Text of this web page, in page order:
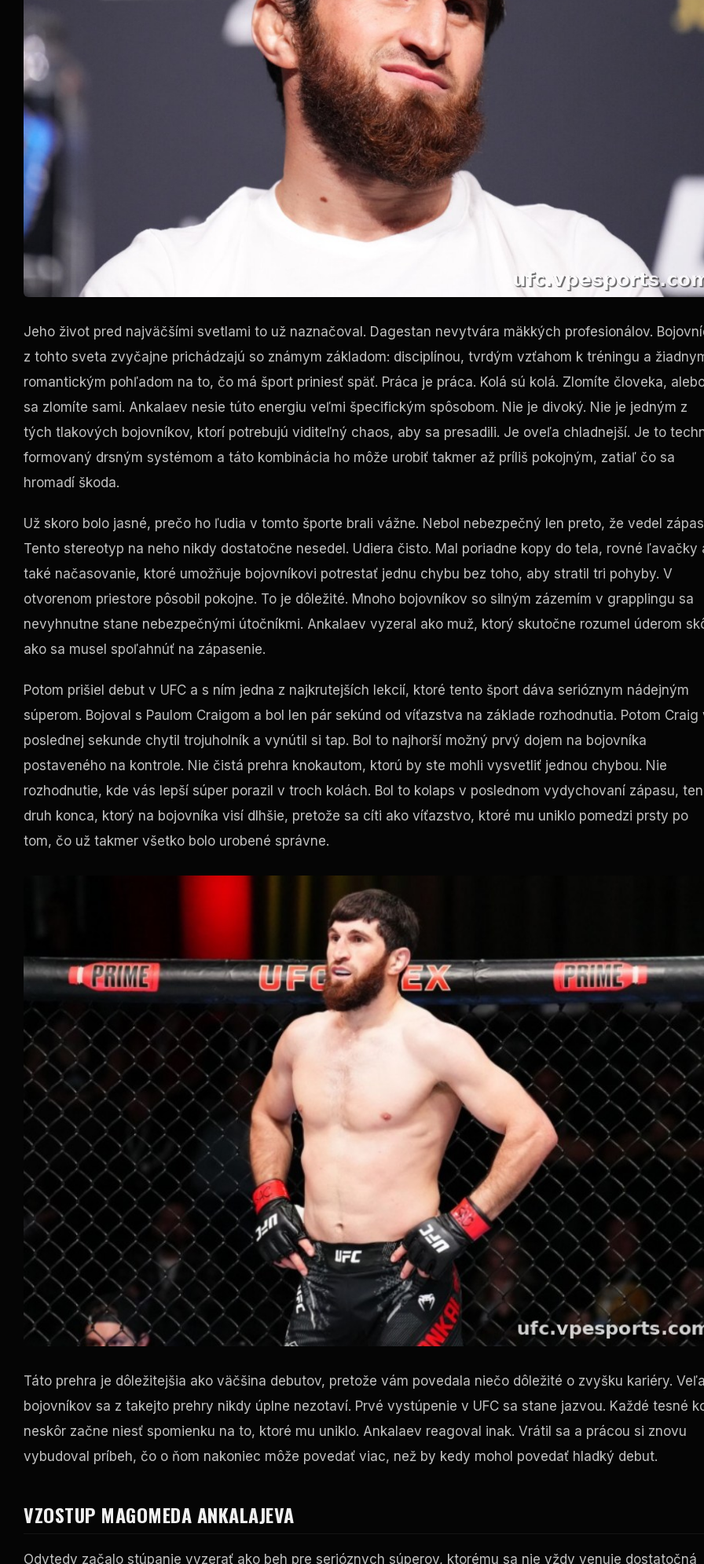
Jeho život pred najväčšími svetlami to už naznačoval. Dagestan nevytvára mäkkých profesionálov.
z tohto sveta zvyčajne prichádzajú so známym základom: disciplínou, tvrdým vzťahom k tréningu a
romantickým pohľadom na to, čo má šport priniesť späť. Práca je práca. Kolá sú kolá. Zlomíte človeka,
sa zlomíte sami. Ankalaev nesie túto energiu veľmi špecifickým spôsobom. Nie je divoký. Nie je jedným z
tých tlakových bojovníkov, ktorí potrebujú viditeľný chaos, aby sa presadili. Je oveľa chladnejší. Je to
formovaný drsným systémom a táto kombinácia ho môže urobiť takmer až príliš pokojným, zatiaľ čo sa
hromadí škoda.
Už skoro bolo jasné, prečo ho ľudia v tomto športe brali vážne. Nebol nebezpečný len preto, že vedel
Tento stereotyp na neho nikdy dostatočne nesedel. Udiera čisto. Mal poriadne kopy do tela, rovné ľavačky
také načasovanie, ktoré umožňuje bojovníkovi potrestať jednu chybu bez toho, aby stratil tri pohyby. V
otvorenom priestore pôsobil pokojne. To je dôležité. Mnoho bojovníkov so silným zázemím v grapplingu sa
nevyhnutne stane nebezpečnými útočníkmi. Ankalaev vyzeral ako muž, ktorý skutočne rozumel úderom
ako sa musel spoľahnúť na zápasenie.
Potom prišiel debut v UFC a s ním jedna z najkrutejších lekcií, ktoré tento šport dáva serióznym nádejným
súperom. Bojoval s Paulom Craigom a bol len pár sekúnd od víťazstva na základe rozhodnutia. Potom Craig
poslednej sekunde chytil trojuholník a vynútil si tap. Bol to najhorší možný prvý dojem na bojovníka
postaveného na kontrole. Nie čistá prehra knokautom, ktorú by ste mohli vysvetliť jednou chybou. Nie
rozhodnutie, kde vás lepší súper porazil v troch kolách. Bol to kolaps v poslednom vydychovaní zápasu, ten
druh konca, ktorý na bojovníka visí dlhšie, pretože sa cíti ako víťazstvo, ktoré mu uniklo pomedzi prsty po
tom, čo už takmer všetko bolo urobené správne.
Táto prehra je dôležitejšia ako väčšina debutov, pretože vám povedala niečo dôležité o zvyšku kariéry. Veľa
bojovníkov sa z takejto prehry nikdy úplne nezotaví. Prvé vystúpenie v UFC sa stane jazvou. Každé tesné
neskôr začne niesť spomienku na to, ktoré mu uniklo. Ankalaev reagoval inak. Vrátil sa a prácou si znovu
vybudoval príbeh, čo o ňom nakoniec môže povedať viac, než by kedy mohol povedať hladký debut.
VZOSTUP MAGOMEDA ANKALAJEVA
Odvtedy začalo stúpanie vyzerať ako beh pre serióznych súperov, ktorému sa nie vždy venuje dostatočná